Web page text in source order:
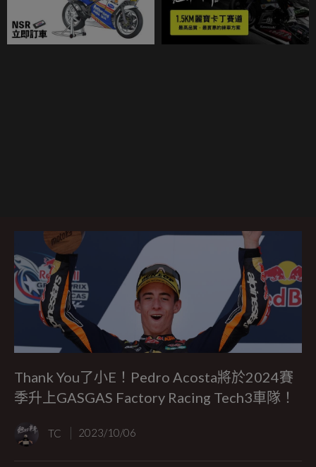
Thank You了小E！Pedro Acosta將於2024賽
季升上GASGAS Factory Racing Tech3車隊！
TC 2023/10/06